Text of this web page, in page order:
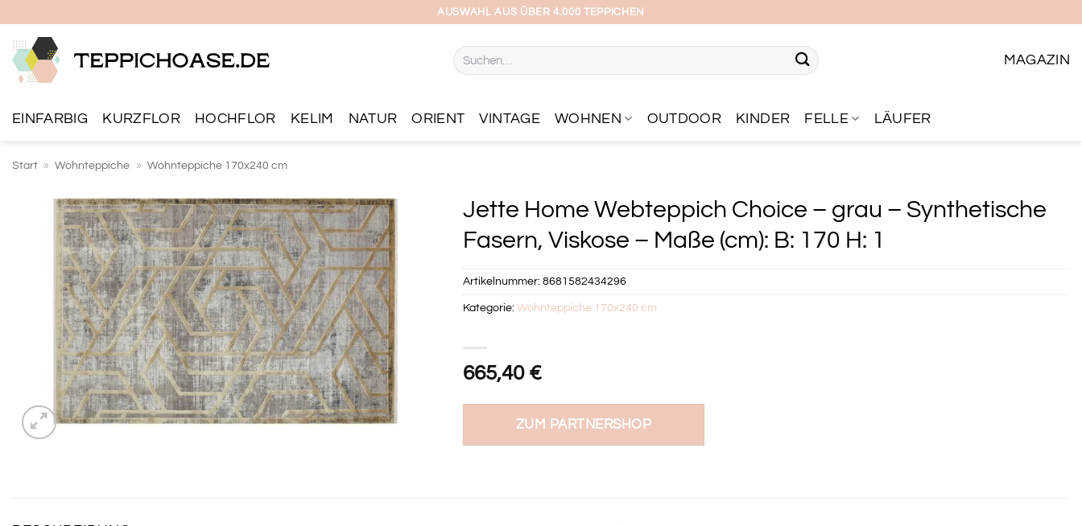
springen
AUSWAHL AUS ÜBER 4.000 TEPPICHEN
Suchen
nach:
MAGAZIN
EINFARBIG KURZFLOR HOCHFLOR KELIM NATUR ORIENT VINTAGE WOHNEN OUTDOOR KINDER FELLE LÄUFER
Start » Wohnteppiche » Wohnteppiche 170x240 cm
Jette Home Webteppich Choice – grau – Synthetische
Fasern, Viskose – Maße (cm): B: 170 H: 1
665,40 €
ZUM PARTNERSHOP
Artikelnummer: 8681582434296
Kategorie: Wohnteppiche 170x240 cm